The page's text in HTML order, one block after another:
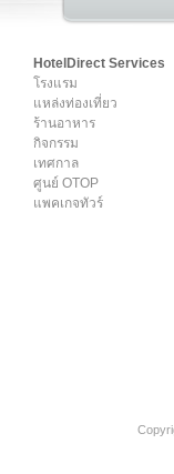
HotelDirect Services
โรงแรม
แหล่งท่องเที่ยว
ร้านอาหาร
กิจกรรม
เทศกาล
ศูนย์ OTOP
แพคเกจทัวร์